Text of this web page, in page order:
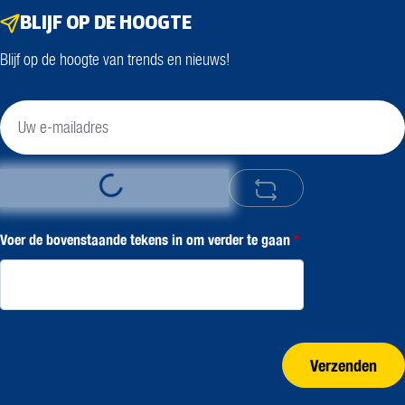
BLIJF OP DE HOOGTE
Blijf op de hoogte van trends en nieuws!
Loading...
Voer de bovenstaande tekens in om verder te gaan*
Verzenden